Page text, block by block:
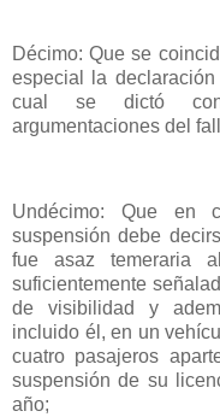
Décimo: Que se
especial la
cual se dictó
argumentaciones del
Undécimo: Que en
suspensión debe
fue asaz temeraria
suficientemente
de visibilidad y
incluido él, en un
cuatro pasajeros
suspensión de su
año;